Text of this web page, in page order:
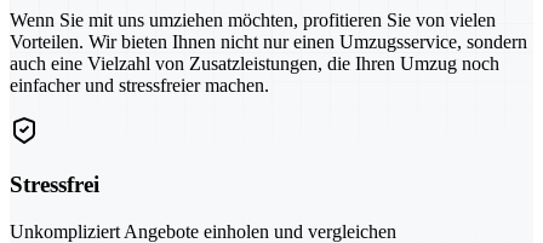
Wenn Sie mit uns umziehen möchten, profitieren Sie von vielen
Vorteilen. Wir bieten Ihnen nicht nur einen Umzugsservice, sondern
auch eine Vielzahl von Zusatzleistungen, die Ihren Umzug noch
einfacher und stressfreier machen.
Stressfrei
Unkompliziert Angebote einholen und vergleichen